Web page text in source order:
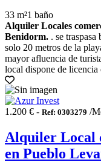
33 m²1 baño
Alquiler Locales
Benidorm. . se
solo 20 metros de la
mayor afluencia de
local dispone de licencia
1.200 € - Ref: 0303279 /
Alquiler Local
en Pueblo